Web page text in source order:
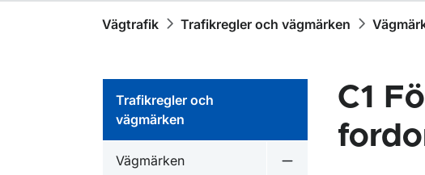
Vägtrafik Trafikregler och vägmärken
Trafikregler och
vägmärken
Vägmärken
C1